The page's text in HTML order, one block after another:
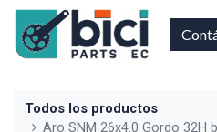
Todos los productos
Aro SNM 26x4.0 Gordo 32H